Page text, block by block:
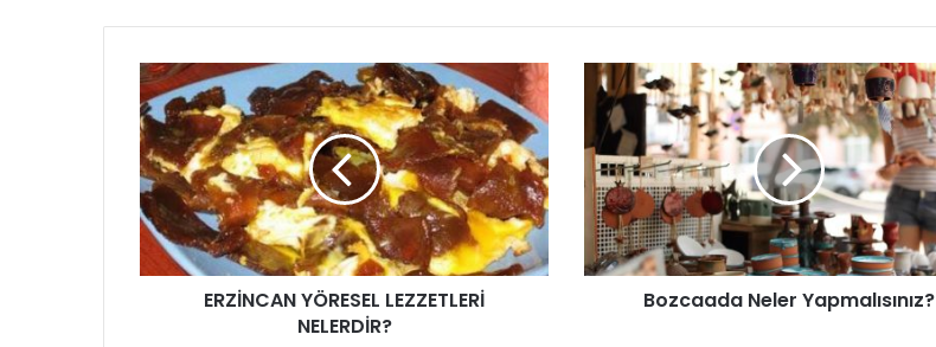
ERZİNCAN
YÖRESEL
LEZZETLERİ
NELERDİR?
ERZİNCAN YÖRESEL LEZZETLERİ
NELERDİR?
Bozcaada
Neler
Yapmalısınız?
Bozcaada Neler Yapmalısınız?